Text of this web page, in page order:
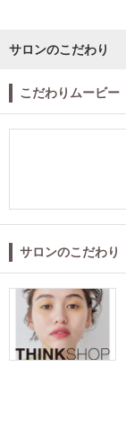
サロンのこだわり
こだわりムービー
サロンのこだわり